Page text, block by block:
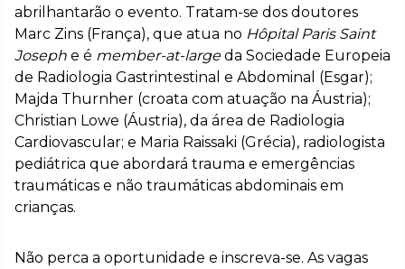
abrilhantarão o evento. Tratam-se dos doutores
Marc Zins (França), que atua no Hôpital Paris Saint
Joseph e é member-at-largeda Sociedade Europeia
de Radiologia Gastrintestinal e Abdominal (Esgar);
Majda Thurnher (croata com atuação na Áustria);
Christian Lowe (Áustria), da área de Radiologia
Cardiovascular; e Maria Raissaki (Grécia), radiologista
pediátrica que abordará trauma e emergências
traumáticas e não traumáticas abdominais em
crianças.
Não perca a oportunidade e inscreva-se. As vagas